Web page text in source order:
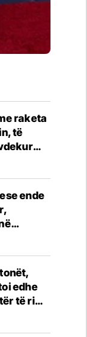
raketa
të
ende
edhe
të ri